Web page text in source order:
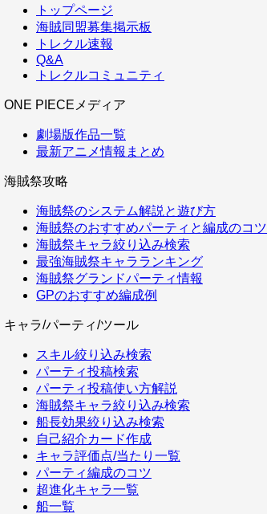
トップページ
海賊同盟募集掲示板
トレクル速報
Q&A
トレクルコミュニティ
ONE PIECEメディア
劇場版作品一覧
最新アニメ情報まとめ
海賊祭攻略
海賊祭のシステム解説と遊び方
海賊祭のおすすめパーティと編成のコツ
海賊祭キャラ絞り込み検索
最強海賊祭キャラランキング
海賊祭グランドパーティ情報
GPのおすすめ編成例
キャラ/パーティ/ツール
スキル絞り込み検索
パーティ投稿検索
パーティ投稿使い方解説
海賊祭キャラ絞り込み検索
船長効果絞り込み検索
自己紹介カード作成
キャラ評価点/当たり一覧
パーティ編成のコツ
超進化キャラ一覧
船一覧